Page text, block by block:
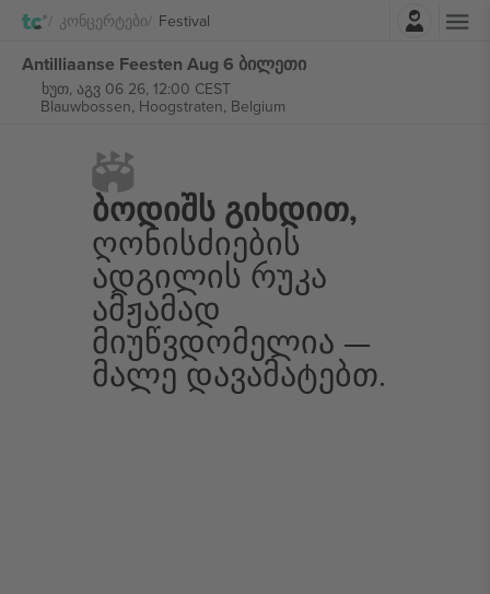
Კონცერტები Festival
Antilliaanse Feesten Aug 6 ბილეთი
ხუთ, აგვ 06 26, 12:00 CEST
Blauwbossen, Hoogstraten, Belgium
Ბოდიშს Გიხდით,
Ღონისძიების
Ადგილის Რუკა
Ამჟამად
Მიუწვდომელია —
Მალე Დავამატებთ.